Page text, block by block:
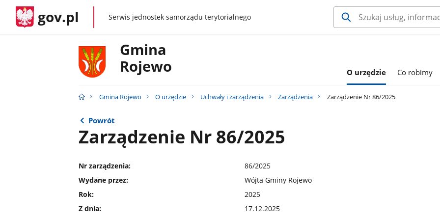
gov.pl gov.plSerwis jednostek samorządu terytorialnego
Gmina
Rojewo
O urzędzie Co robimy
Gmina Rojewo O urzędzie Uchwały i zarządzenia Zarządzenia Zarządzenie Nr 86/2025
Powrót
Zarządzenie Nr 86/2025
Nr zarządzenia:
86/2025
Wydane przez:
Wójta Gminy Rojewo
Rok:
2025
Z dnia:
17.12.2025